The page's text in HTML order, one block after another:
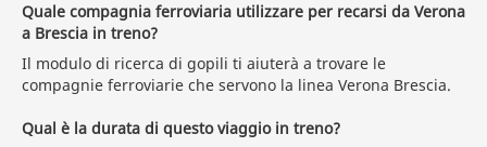
Quale compagnia ferroviaria utilizzare per recarsi da Verona
a Brescia in treno?
Il modulo di ricerca di gopili ti aiuterà a trovare le
compagnie ferroviarie che servono la linea Verona Brescia.
Qual è la durata di questo viaggio in treno?